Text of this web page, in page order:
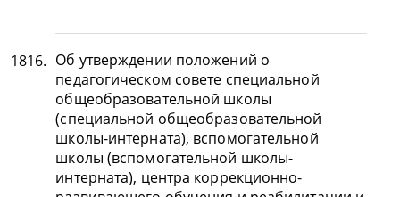
1816. Об утверждении положений о
педагогическом совете специальной
общеобразовательной школы
(специальной общеобразовательной
школы-интерната), вспомогательной
школы (вспомогательной школы-
интерната), центра коррекционно-